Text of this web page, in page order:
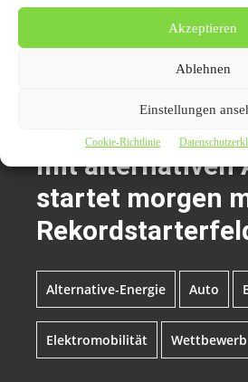
Akzeptieren
Ablehnen
Einstellungen
Cookie-Richtlinie
Unter Strom: 5. i-
MOBILITY-
mit alternativen
startet morgen
Alternative-Energie Auto
Elektromobilität Wettbewerb